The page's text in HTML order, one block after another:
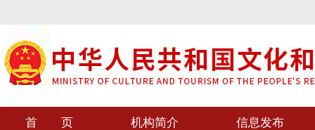
首 页 机构简介 信息发布